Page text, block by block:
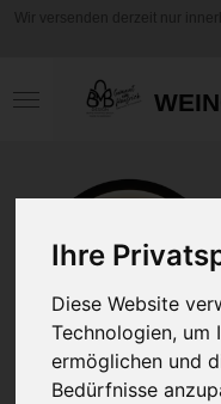
Ihre
Diese Website
Technologien, um
ermöglichen und
Bedürfnisse